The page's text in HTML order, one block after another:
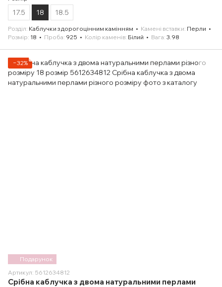
17.5 18 18.5
Розділ Каблучки з дорогоцінним камінням Камені вставки Перли
Розмір 18 Проба 925 Колір каменів Білий Вага 3.98
Подарунок
−32%
Артикул: 5612634812
Срібна каблучка з двома натуральними перлами